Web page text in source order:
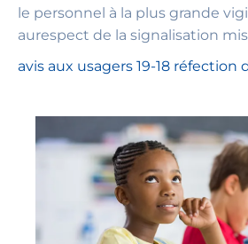
le personnel à la plus grande
aurespect de la signalisation
avis aux usagers 19-18 réfection